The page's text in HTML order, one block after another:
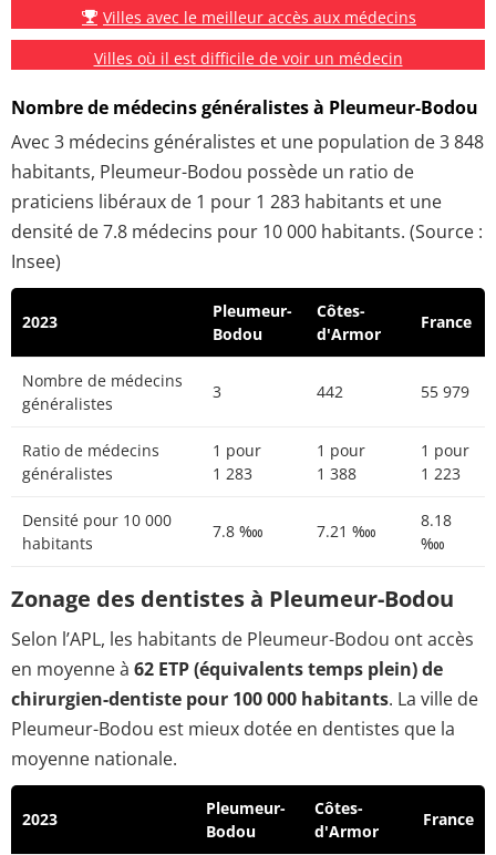
Villes avec le meilleur accès aux médecins
Villes où il est difficile de voir un médecin
Nombre de médecins généralistes à Pleumeur-Bodou
Avec 3 médecins généralistes et une population de 3 848
habitants, Pleumeur-Bodou possède un ratio de
praticiens libéraux de 1 pour 1 283 habitants et une
densité de 7.8 médecins pour 10 000 habitants. (Source :
Insee)
2023
Pleumeur-
Bodou
Côtes-
d'Armor
France
Nombre de médecins
généralistes
3 442 55 979
Ratio de médecins
généralistes
1 pour
1 283
1 pour
1 388
1 pour
1 223
Densité pour 10 000
habitants
7.8 ‱ 7.21 ‱
8.18
‱
Zonage des dentistes à Pleumeur-Bodou
Selon l’APL, les habitants de Pleumeur-Bodou ont accès
en moyenne à 62 ETP (équivalents temps plein) de
chirurgien-dentiste pour 100 000 habitants. La ville de
Pleumeur-Bodou est mieux dotée en dentistes que la
moyenne nationale.
2023
Pleumeur-
Bodou
Côtes-
d'Armor
France